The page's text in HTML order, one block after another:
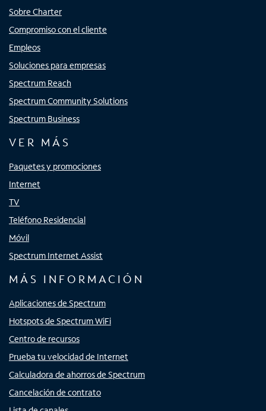
Sobre Charter
Compromiso con el cliente
Empleos
Soluciones para empresas
Spectrum Reach
Spectrum Community Solutions
Spectrum Business
VER MÁS
Paquetes y promociones
Internet
TV
Teléfono Residencial
Móvil
Spectrum Internet Assist
MÁS INFORMACIÓN
Aplicaciones de Spectrum
Hotspots de Spectrum WiFi
Centro de recursos
Prueba tu velocidad de Internet
Calculadora de ahorros de Spectrum
Cancelación de contrato